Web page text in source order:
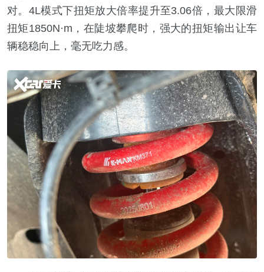
对。4L模式下扭矩放大倍率提升至3.06倍，最大限滑
扭矩1850N·m，在陡坡攀爬时，强大的扭矩输出让车
辆稳稳向上，毫无吃力感。